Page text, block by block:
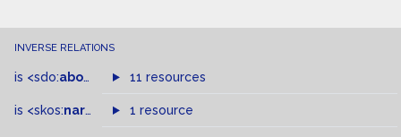
INVERSE RELATIONS
is <sdo:about of 11 resources
is <skos:narrowMatch >of
1 resource